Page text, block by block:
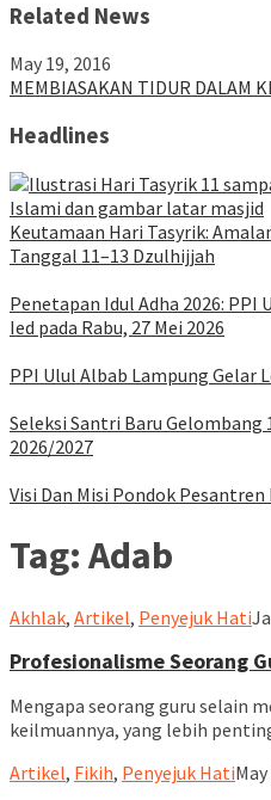
Related News
May 19, 2016
MEMBIASAKAN TIDUR DALAM
Headlines
Keutamaan Hari Tasyrik:
Tanggal 11–13 Dzulhijjah
Penetapan Idul Adha 2026: PPI
Ied pada Rabu, 27 Mei 2026
PPI Ulul Albab Lampung Gelar
Seleksi Santri Baru Gelombang
2026/2027
Visi Dan Misi Pondok
Tag: Adab
Akhlak, Artikel, Penyejuk Hati
Profesionalisme Seorang
Mengapa seorang guru selain
keilmuannya, yang lebih
Artikel, Fikih, Penyejuk Hati